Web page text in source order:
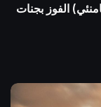
الفوز بجنات